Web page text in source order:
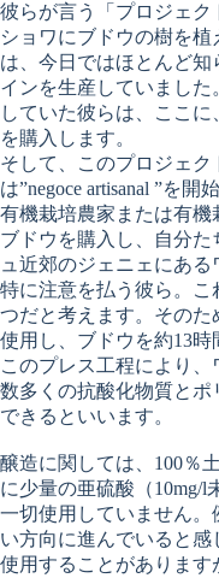
彼らが言う「プロジェク
ショワにブドウの樹を
は、今日ではほとんど
インを生産していまし
していた彼らは、ここ
を購入します。
そして、このプロジェ
は”negoce artisanal ”を開
有機栽培農家または有機
ブドウを購入し、自分
ュ近郊のジェニェにあ
特に注意を払う彼ら。こ
つだと考えます。そのた
使用し、ブドウを約13時
このプレス工程により
数多くの抗酸化物質と
できるといいます。
醸造に関しては、100％
に少量の亜硫酸（10mg/l
一切使用していません
い方向に進んでいると
使用することがありま